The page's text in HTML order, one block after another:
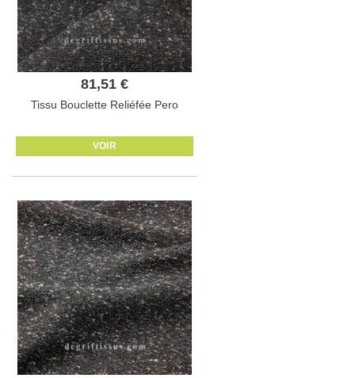
81,51 €
Tissu Bouclette Reliéfée Pero
VOIR